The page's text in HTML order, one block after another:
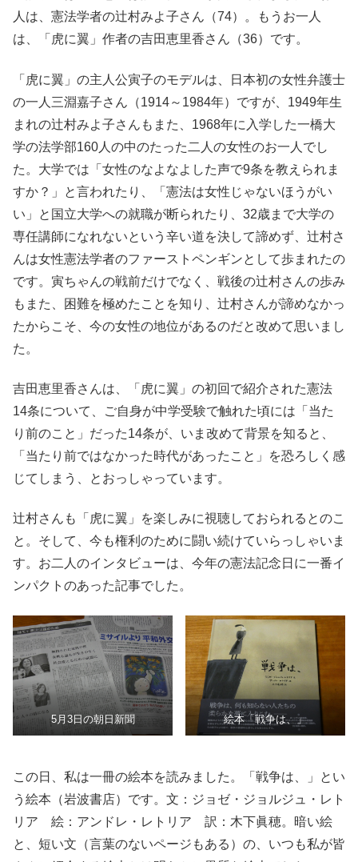
人は、憲法学者の辻村みよ子さん（74）。もうお一人
は、「虎に翼」作者の吉田恵里香さん（36）です。
「虎に翼」の主人公寅子のモデルは、日本初の女性弁護士
の一人三淵嘉子さん（1914～1984年）ですが、1949年生
まれの辻村みよ子さんもまた、1968年に入学した一橋大
学の法学部160人の中のたった二人の女性のお一人でし
た。大学では「女性のなよなよした声で9条を教えられま
すか？」と言われたり、「憲法は女性じゃないほうがい
い」と国立大学への就職が断られたり、32歳まで大学の
専任講師になれないという辛い道を決して諦めず、辻村さ
んは女性憲法学者のファーストペンギンとして歩まれたの
です。寅ちゃんの戦前だけでなく、戦後の辻村さんの歩み
もまた、困難を極めたことを知り、辻村さんが諦めなかっ
たからこそ、今の女性の地位があるのだと改めて思いまし
た。
吉田恵里香さんは、「虎に翼」の初回で紹介された憲法
14条について、ご自身が中学受験で触れた頃には「当た
り前のこと」だった14条が、いま改めて背景を知ると、
「当たり前ではなかった時代があったこと」を恐ろしく感
じてしまう、とおっしゃっています。
辻村さんも「虎に翼」を楽しみに視聴しておられるとのこ
と。そして、今も権利のために闘い続けていらっしゃいま
す。お二人のインタビューは、今年の憲法記念日に一番イ
ンパクトのあった記事でした。
5月3日の朝日新聞 絵本「戦争は、」
この日、私は一冊の絵本を読みました。「戦争は、」とい
う絵本（岩波書店）です。文：ジョゼ・ジョルジュ・レト
リア 絵：アンドレ・レトリア 訳：木下眞穂。暗い絵
と、短い文（言葉のないページもある）の、いつも私が皆